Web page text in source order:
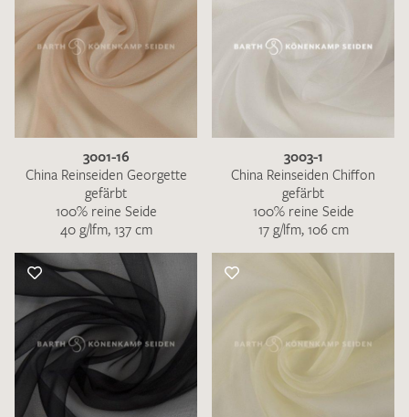
3001-16
China Reinseiden Georgette
gefärbt
100% reine Seide
40 g/lfm, 137 cm
3003-1
China Reinseiden Chiffon
gefärbt
100% reine Seide
17 g/lfm, 106 cm